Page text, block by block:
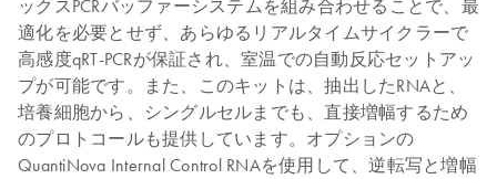
ックスPCRバッファーシステムを組み合わせることで、最
適化を必要とせず、あらゆるリアルタイムサイクラーで
高感度qRT-PCRが保証され、室温での自動反応セットアッ
プが可能です。また、このキットは、抽出したRNAと、
培養細胞から、シングルセルまでも、直接増幅するため
のプロトコールも提供しています。オプションの
QuantiNova Internal Control RNAを使用して、逆転写と増幅